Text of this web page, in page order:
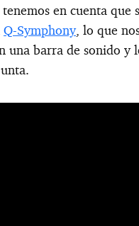
en cuenta que
Q-Symphony, lo que
una barra de sonido y